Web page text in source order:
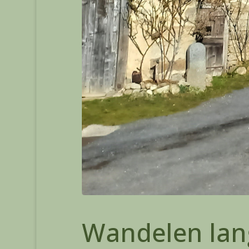
Wandelen